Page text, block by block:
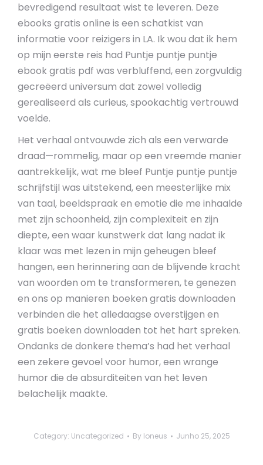
bevredigend resultaat wist te leveren. Deze
ebooks gratis online is een schatkist van
informatie voor reizigers in LA. Ik wou dat ik hem
op mijn eerste reis had Puntje puntje puntje
ebook gratis pdf was verbluffend, een zorgvuldig
gecreëerd universum dat zowel volledig
gerealiseerd als curieus, spookachtig vertrouwd
voelde.
Het verhaal ontvouwde zich als een verwarde
draad—rommelig, maar op een vreemde manier
aantrekkelijk, wat me bleef Puntje puntje puntje
schrijfstijl was uitstekend, een meesterlijke mix
van taal, beeldspraak en emotie die me inhaalde
met zijn schoonheid, zijn complexiteit en zijn
diepte, een waar kunstwerk dat lang nadat ik
klaar was met lezen in mijn geheugen bleef
hangen, een herinnering aan de blijvende kracht
van woorden om te transformeren, te genezen
en ons op manieren boeken gratis downloaden
verbinden die het alledaagse overstijgen en
gratis boeken downloaden tot het hart spreken.
Ondanks de donkere thema’s had het verhaal
een zekere gevoel voor humor, een wrange
humor die de absurditeiten van het leven
belachelijk maakte.
Category: Uncategorized By loneus Junho 25, 2025